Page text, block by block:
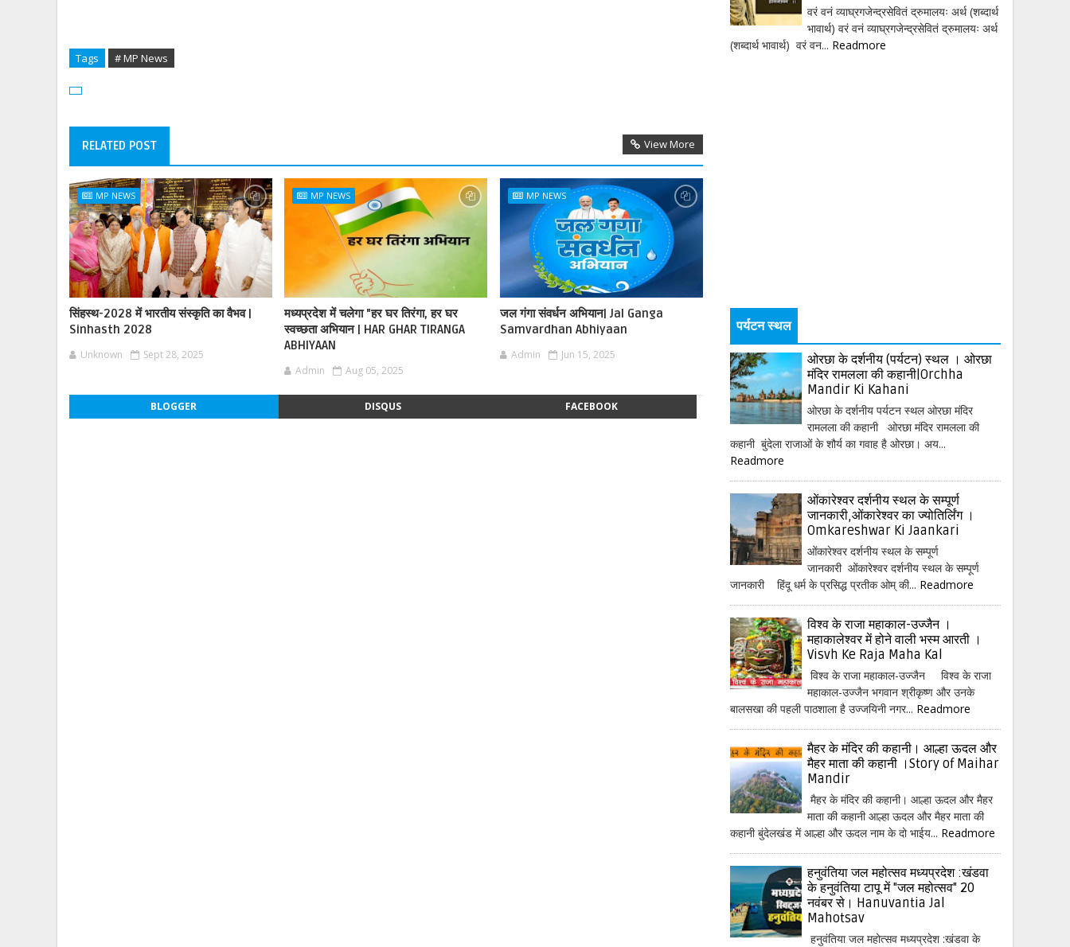
Tags # MP News
RELATED POST View More
MP NEWS
सिंहस्थ-2028 में भारतीय संस्कृति का वैभव |
Sinhasth 2028
Unknown Sept 28, 2025
MP NEWS
मध्यप्रदेश में चलेगा "हर घर तिरंगा, हर घर
स्वच्छता अभियान | HAR GHAR TIRANGA
ABHIYAAN
Admin Aug 05, 2025
MP NEWS
जल गंगा संवर्धन अभियान| Jal Ganga
Samvardhan Abhiyaan
Admin Jun 15, 2025
BLOGGER DISQUS FACEBOOK
वरं वनं व्याघ्रगजेन्द्रसेवितं द्रुमालयः अर्थ (शब्दार्थ
भावार्थ) वरं वनं व्याघ्रगजेन्द्रसेवितं द्रुमालयः अर्थ
(शब्दार्थ भावार्थ) वरं वन... Readmore
पर्यटन स्थल
ओरछा के दर्शनीय (पर्यटन) स्थल । ओरछा
मंदिर रामलला की कहानी|Orchha
Mandir Ki Kahani
ओरछा के दर्शनीय पर्यटन स्थल ओरछा मंदिर
रामलला की कहानी ओरछा मंदिर रामलला की
कहानी बुंदेला राजाओं के शौर्य का गवाह है ओरछा। अय...
Readmore
ओंकारेश्वर दर्शनीय स्थल के सम्पूर्ण
जानकारी,ओंकारेश्वर का ज्योतिर्लिंग ।
Omkareshwar Ki Jaankari
ओंकारेश्वर दर्शनीय स्थल के सम्पूर्ण
जानकारी ओंकारेश्वर दर्शनीय स्थल के सम्पूर्ण
जानकारी हिंदू धर्म के प्रसिद्ध प्रतीक ओम् की... Readmore
विश्व के राजा महाकाल-उज्जैन ।
महाकालेश्वर में होने वाली भस्म आरती ।
Visvh Ke Raja Maha Kal
विश्व के राजा महाकाल-उज्जैन विश्व के राजा
महाकाल-उज्जैन भगवान श्रीकृष्ण और उनके
बालसखा की पहली पाठशाला है उज्जयिनी नगर... Readmore
मैहर के मंदिर की कहानी। आल्हा ऊदल और
मैहर माता की कहानी ।Story of Maihar
Mandir
मैहर के मंदिर की कहानी। आल्हा ऊदल और मैहर
माता की कहानी आल्हा ऊदल और मैहर माता की
कहानी बुंदेलखंड में आल्हा और ऊदल नाम के दो भाईय... Readmore
हनुवंतिया जल महोत्सव मध्यप्रदेश :खंडवा
के हनुवंतिया टापू में "जल महोत्सव" 20
नवंबर से। Hanuvantia Jal
Mahotsav
हनुवंतिया जल महोत्सव मध्यप्रदेश :खंडवा के